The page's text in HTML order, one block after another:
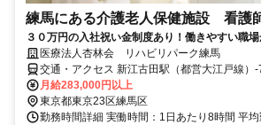
練馬にある介護老人保健施設 看護
３０万円の入社祝い金制度あり！働きやすい職場
医療法人杏林会 リハビリパーク練馬
交通・アクセス 新江古田駅（都営大江戸線）-
道）-13分、桜台（東京都）駅（西武鉄道）-14
月給283,000円以上
東京都東京23区練馬区
勤務時間詳細 実働時間：1日あたり8時間 平